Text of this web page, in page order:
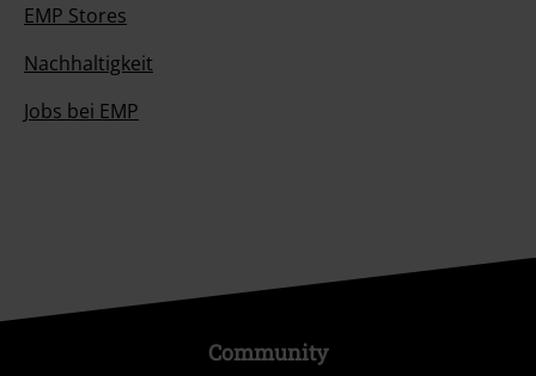
EMP Stores
Nachhaltigkeit
Jobs bei EMP
Community